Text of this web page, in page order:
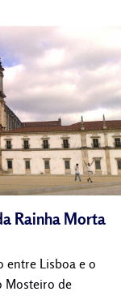
Rainha Morta
entre Lisboa e o
Mosteiro de